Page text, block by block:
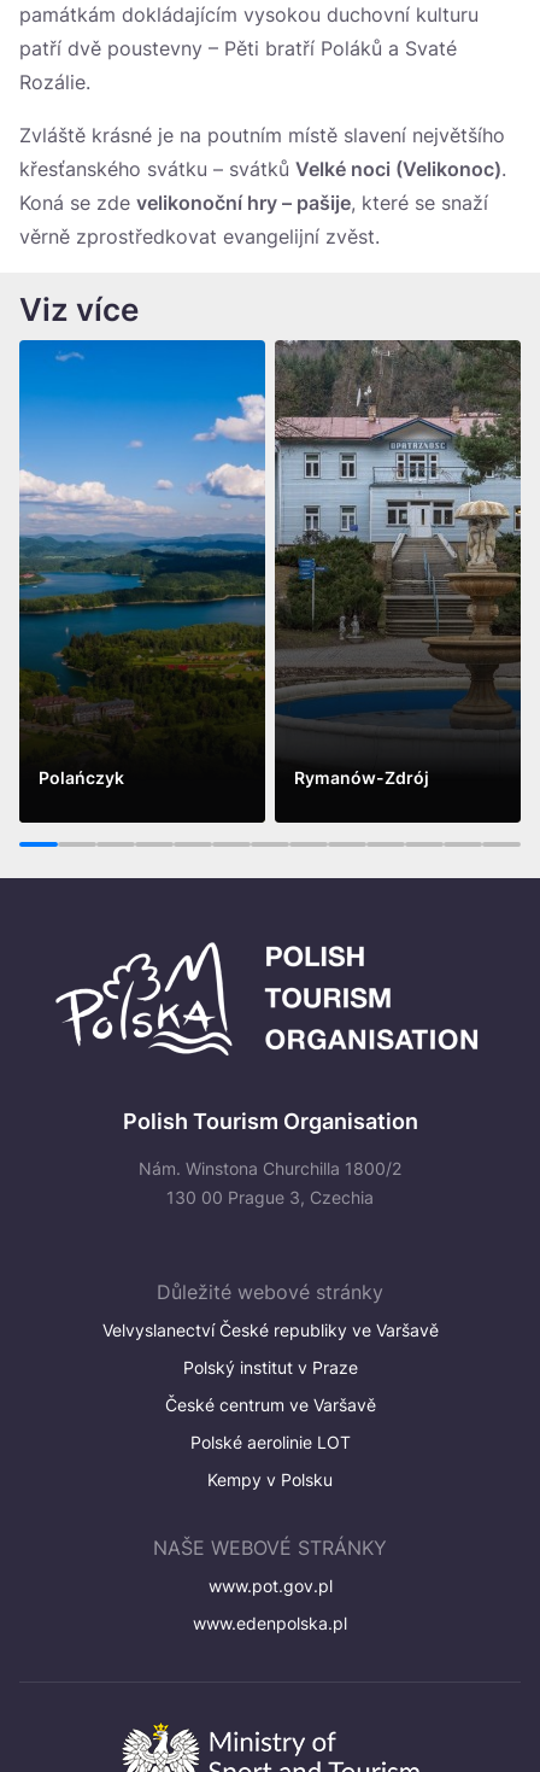
památkám dokládajícím vysokou duchovní kulturu
patří dvě poustevny – Pěti bratří Poláků a Svaté
Rozálie.
Zvláště krásné je na poutním místě slavení největšího
křesťanského svátku – svátků Velké noci (Velikonoc).
Koná se zde velikonoční hry – pašije, které se snaží
věrně zprostředkovat evangelijní zvěst.
Viz více
Polańczyk
Vidět víc
Rymanów-Zdrój
Vidět víc
1 2 3 4 5 6 7 8 9 10 11 12 13
Polish Tourism Organisation
Nám. Winstona Churchilla 1800/2
130 00 Prague 3, Czechia
Důležité webové stránky
Velvyslanectví České republiky ve Varšavě
Polský institut v Praze
České centrum ve Varšavě
Polské aerolinie LOT
Kempy v Polsku
NAŠE WEBOVÉ STRÁNKY
www.pot.gov.pl
www.edenpolska.pl